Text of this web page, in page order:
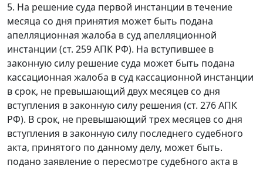
5. На решение суда первой инстанции в течение
месяца со дня принятия может быть подана
апелляционная жалоба в суд апелляционной
инстанции (ст. 259АПК РФ). На вступившее в
законную силу решение суда может быть подана
кассационная жалоба в суд кассационной инстанции
в срок, не превышающий двух месяцев со дня
вступления в законную силу решения (ст. 276АПК
РФ). В срок, не превышающий трех месяцев со дня
вступления в законную силу последнего судебного
акта, принятого по данному делу, может быть.
подано заявление о пересмотре судебного акта в